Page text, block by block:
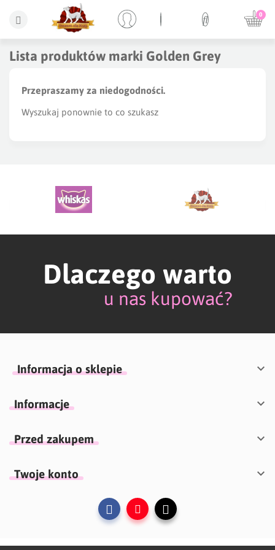
0
Lista produktów marki Golden Grey
Przepraszamy za niedogodności.
Wyszukaj ponownie to co szukasz
Dlaczego warto
u nas kupować?
Informacja o sklepie 
Informacje 
Przed zakupem 
Twoje konto 
FacebookYouTube